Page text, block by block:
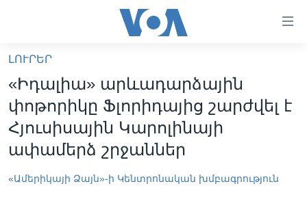
հիմնական
բովանդակությանը
անցնել
հիմնական
բովանդակությանը
հիմնական
ԼՈՒՐԵՐ
ՍՓՅՈՒՌՔ
ՏԵՍԱՆՅՈՒԹԵՐ
ԼՈՒՐԵՐ
«Իդալիա» արևադարձային
փոթորիկը Ֆլորիդայից շարժվել է
Հյուսիսային Կարոլինայի
ափամերձ շրջաններ
«Ամերիկայի Ձայն»-ի Կենտրոնական խմբագրություն